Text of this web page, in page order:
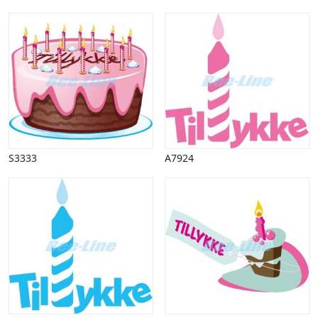
Penge, finans
Piktogrammer
Pinse
Politik, arbejdsmarked
Restauration, hotel
Scenarier
Skibe, både, søfart
Spil
Stjernetegn, astrologi
Sundhed, sygdom
Trafik, færdsel
Uddannelse
Udsalg og andre begreber
Underholdning, kultur
S3333 A7924